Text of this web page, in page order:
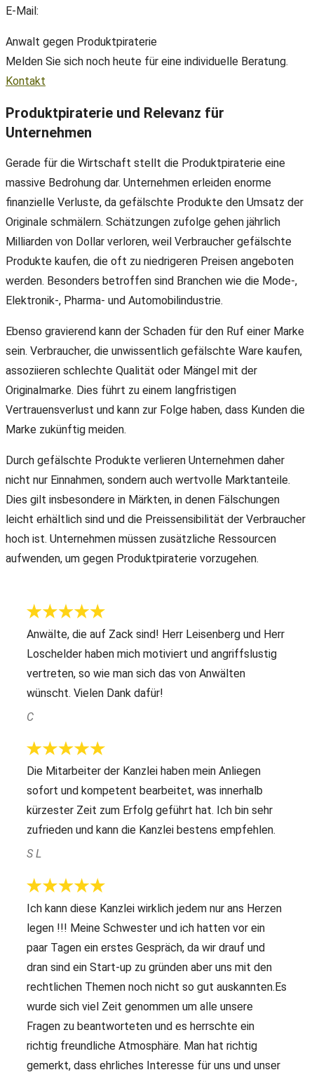
E-Mail:
Anwalt gegen Produktpiraterie
Melden Sie sich noch heute für eine individuelle Beratung.
Kontakt
Produktpiraterie und Relevanz für
Unternehmen
Gerade für die Wirtschaft stellt die Produktpiraterie eine
massive Bedrohung dar. Unternehmen erleiden enorme
finanzielle Verluste, da gefälschte Produkte den Umsatz der
Originale schmälern. Schätzungen zufolge gehen jährlich
Milliarden von Dollar verloren, weil Verbraucher gefälschte
Produkte kaufen, die oft zu niedrigeren Preisen angeboten
werden. Besonders betroffen sind Branchen wie die Mode-,
Elektronik-, Pharma- und Automobilindustrie.
Ebenso gravierend kann der Schaden für den Ruf einer Marke
sein. Verbraucher, die unwissentlich gefälschte Ware kaufen,
assoziieren schlechte Qualität oder Mängel mit der
Originalmarke. Dies führt zu einem langfristigen
Vertrauensverlust und kann zur Folge haben, dass Kunden die
Marke zukünftig meiden.
Durch gefälschte Produkte verlieren Unternehmen daher
nicht nur Einnahmen, sondern auch wertvolle Marktanteile.
Dies gilt insbesondere in Märkten, in denen Fälschungen
leicht erhältlich sind und die Preissensibilität der Verbraucher
hoch ist. Unternehmen müssen zusätzliche Ressourcen
aufwenden, um gegen Produktpiraterie vorzugehen.
Anwälte, die auf Zack sind! Herr Leisenberg und Herr
Loschelder haben mich motiviert und angriffslustig
vertreten, so wie man sich das von Anwälten
wünscht. Vielen Dank dafür!
C
Die Mitarbeiter der Kanzlei haben mein Anliegen
sofort und kompetent bearbeitet, was innerhalb
kürzester Zeit zum Erfolg geführt hat. Ich bin sehr
zufrieden und kann die Kanzlei bestens empfehlen.
S L
Ich kann diese Kanzlei wirklich jedem nur ans Herzen
legen !!! Meine Schwester und ich hatten vor ein
paar Tagen ein erstes Gespräch, da wir drauf und
dran sind ein Start-up zu gründen aber uns mit den
rechtlichen Themen noch nicht so gut auskannten.Es
wurde sich viel Zeit genommen um alle unsere
Fragen zu beantworteten und es herrschte ein
richtig freundliche Atmosphäre. Man hat richtig
gemerkt, dass ehrliches Interesse für uns und unser